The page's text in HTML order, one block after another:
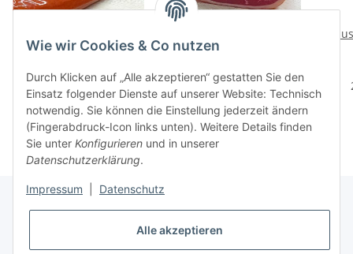
5,22 €*
16,31 € pro 1 kg
21,48 €
53,70 € pro 1 kg
Wie wir Cookies & Co nutzen
Durch Klicken auf „Alle akzeptieren“ gestatten Sie den
Einsatz folgender Dienste auf unserer Website: Technisch
notwendig. Sie können die Einstellung jederzeit ändern
(Fingerabdruck-Icon links unten). Weitere Details finden
Sie unter Konfigurieren und in unserer
Datenschutzerklärung.
Impressum Datenschutz
Alle akzeptieren